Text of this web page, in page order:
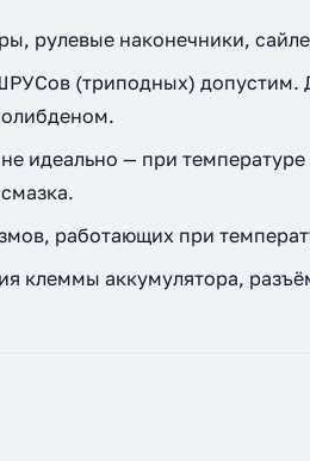
рулевые наконечники,
(триподных)
идеально — при
работающих при
клеммы аккумулятора,